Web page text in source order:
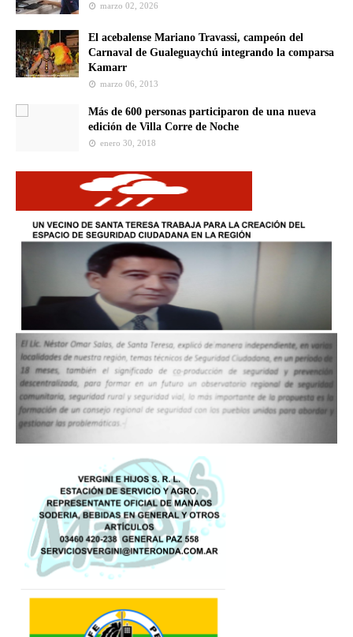
marzo 02, 2026
El acebalense Mariano Travassi, campeón del
Carnaval de Gualeguaychú integrando la comparsa
Kamarr
marzo 06, 2013
Más de 600 personas participaron de una nueva
edición de Villa Corre de Noche
enero 30, 2018